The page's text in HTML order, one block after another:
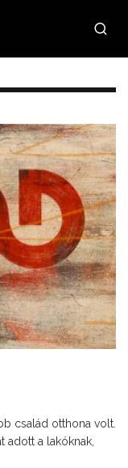
család otthona volt.
adott a lakóknak,